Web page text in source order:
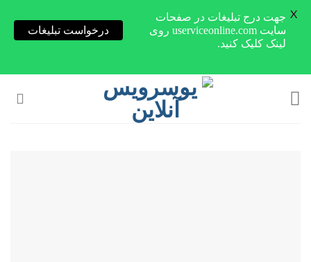
جهت درج تبلیغات در صفحات
سایت userviceonline.com روی
لینک کلیک کنید.
درخواست تبلیغات
X